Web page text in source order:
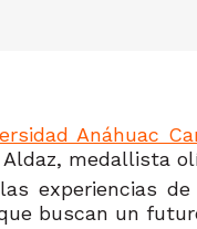
Anáhuac
medallista
experiencias
buscan un